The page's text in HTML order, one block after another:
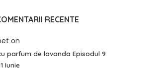
RECENTE
on
parfum de lavanda Episodul 9
Iunie